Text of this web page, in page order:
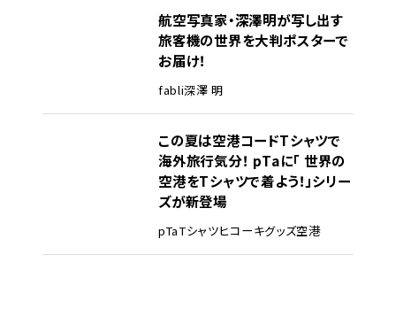
航空写真家・深澤明が写し出す
旅客機の世界を大判ポスターで
お届け！
fabli深澤 明
この夏は空港コードTシャツで
海外旅行気分！ pTaに「 世界の
空港をTシャツで着よう！」シリー
ズが新登場
pTaTシャツヒコーキグッズ空港